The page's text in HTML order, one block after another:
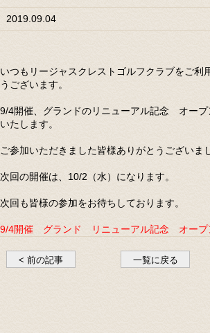
2019.09.04
いつもリージャスクレストゴルフクラブをご利
うございます。
9/4開催、グランドのリニューアル記念 オープ
いたします。
ご参加いただきました皆様ありがとうございま
次回の開催は、10/2（水）になります。
次回も皆様の参加をお待ちしております。
9/4開催 グランド リニューアル記念 オープ
< 前の記事 一覧に戻る